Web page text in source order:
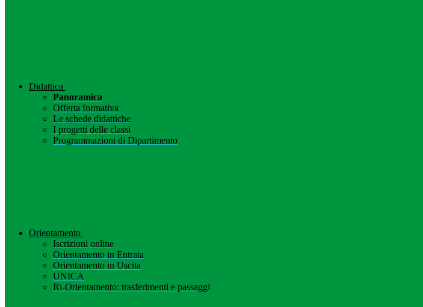
Didattica
Panoramica
Offerta formativa
Le schede didattiche
I progetti delle classi
Programmazioni di Dipartimento
Orientamento
Iscrizioni online
Orientamento in Entrata
Orientamento in Uscita
UNICA
Ri-Orientamento: trasferimenti e passaggi